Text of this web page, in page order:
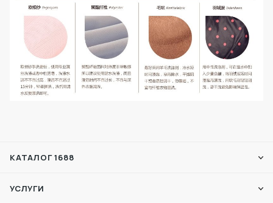
КАТАЛОГ 1688
УСЛУГИ